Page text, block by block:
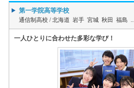
第一学院高等学校
通信制高校 /北海道 岩手 宮城 秋田 福島 ...
一人ひとりに合わせた多彩な学び！